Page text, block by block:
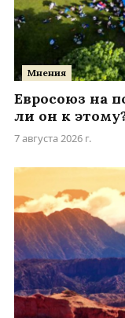
Мнения
Евросоюз на
ли он к
7 августа 2026 г.